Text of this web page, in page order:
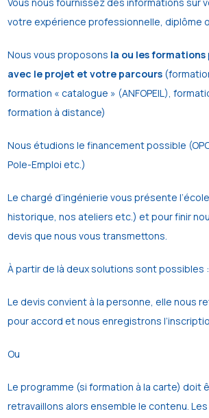
votre expérience professionnelle, diplôme
Nous vous proposons la ou les formations
avec le projet et votre parcours
formation « catalogue » (ANFOPEIL),
formation à distance)
Nous étudions le financement possible
Pole-Emploi etc.)
Le chargé d’ingénierie vous présente
historique, nos ateliers etc.) et pour finir
devis que nous vous transmettons.
À partir de là deux solutions sont possibles :
Le devis convient à la personne, elle nous
pour accord et nous enregistrons
Ou
Le programme (si formation à la carte) doit
retravaillons alors ensemble le contenu.